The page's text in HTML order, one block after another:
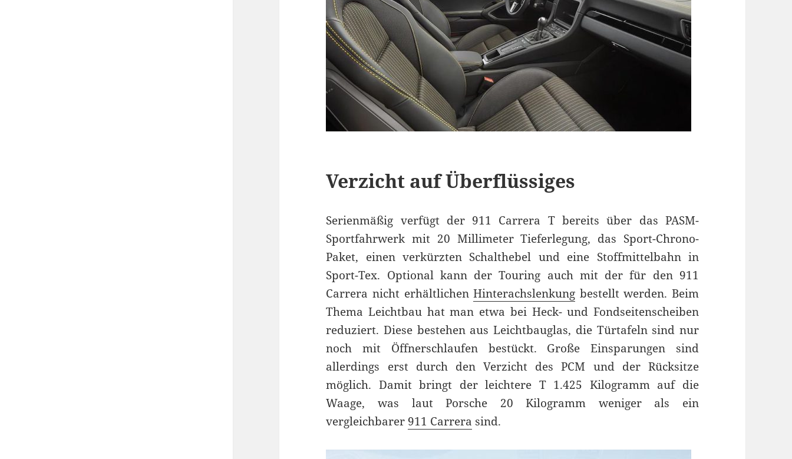
Verzicht auf Überflüssiges
Serienmäßig verfügt der 911 Carrera T bereits über das PASM-
Sportfahrwerk mit 20 Millimeter Tieferlegung, das Sport-Chrono-
Paket, einen verkürzten Schalthebel und eine Stoffmittelbahn in
Sport-Tex. Optional kann der Touring auch mit der für den 911
Carrera nicht erhältlichenHinterachslenkung bestellt werden. Beim
Thema Leichtbau hat man etwa bei Heck- und Fondseitenscheiben
reduziert. Diese bestehen aus Leichtbauglas, die Türtafeln sind nur
noch mit Öffnerschlaufen bestückt. Große Einsparungen sind
allerdings erst durch den Verzicht des PCM und der Rücksitze
möglich. Damit bringt der leichtere T 1.425 Kilogramm auf die
Waage, was laut Porsche 20 Kilogramm weniger als ein
vergleichbarer 911 Carrera sind.